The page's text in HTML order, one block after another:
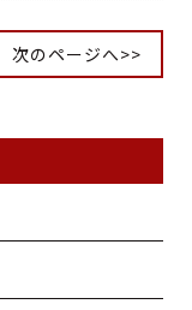
次のページへ>>